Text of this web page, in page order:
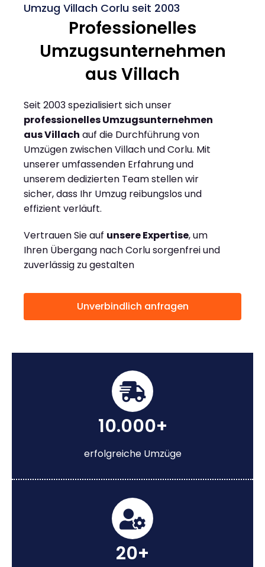
Umzug Villach Corlu seit 2003
Professionelles
Umzugsunternehmen
aus Villach
Seit 2003 spezialisiert sich unser
professionelles Umzugsunternehmen
aus Villach auf die Durchführung von
Umzügen zwischen Villach und Corlu. Mit
unserer umfassenden Erfahrung und
unserem dedizierten Team stellen wir
sicher, dass Ihr Umzug reibungslos und
effizient verläuft.
Vertrauen Sie auf unsere Expertise, um
Ihren Übergang nach Corlu sorgenfrei und
zuverlässig zu gestalten
Unverbindlich anfragen
10.000+
erfolgreiche Umzüge
20+